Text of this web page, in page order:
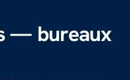
— bureaux